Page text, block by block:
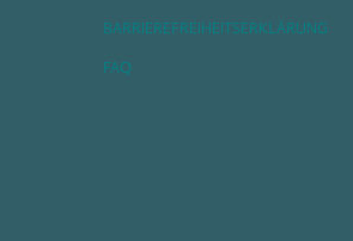
BARRIEREFREIHEITSERKLÄRUNG
FAQ